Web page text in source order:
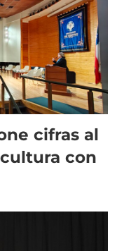
cifras al
con